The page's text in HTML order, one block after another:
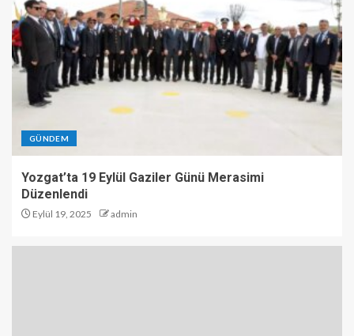
GÜNDEM
Yozgat’ta 19 Eylül Gaziler Günü Merasimi
Düzenlendi
Eylül 19, 2025 admin